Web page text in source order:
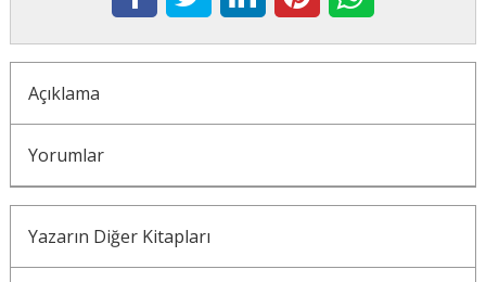
Açıklama
Yorumlar
Yazarın Diğer Kitapları